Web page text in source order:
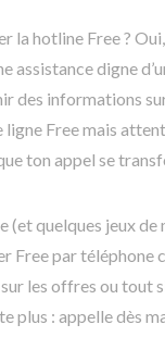
la hotline Free ?
assistance digne
des informations
Free mais
ton appel se
(et quelques jeux
Free par téléphone
les offres ou tout
plus : appelle dès